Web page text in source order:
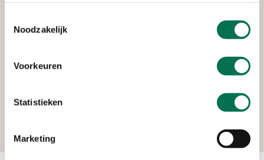
Noodzakelijk
Voorkeuren
Statistieken
Marketing
Verleend